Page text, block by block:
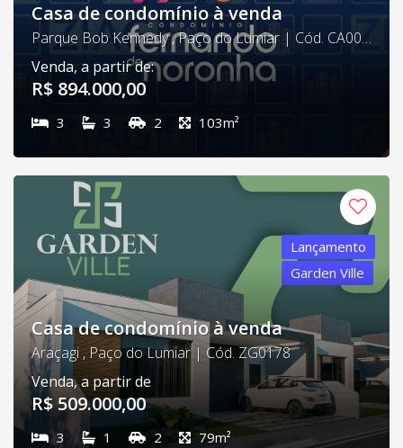
Casa de condomínio à venda
Parque Bob Kennedy , Paço do Lumiar | Cód. CA0014
Venda, a partir de:
R$ 894.000,00
3 3 2 103m²
Lançamento
Garden Ville
Casa de condomínio à venda
Araçagi , Paço do Lumiar | Cód. ZG0178
Venda, a partir de
R$ 509.000,00
3 1 2 79m²